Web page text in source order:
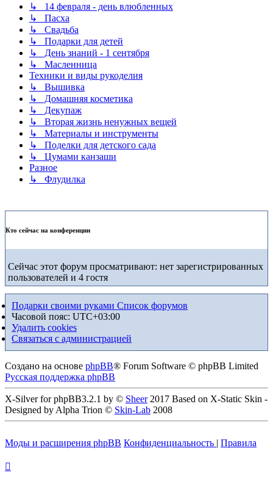
↳ 14 февраля - день влюбленных
↳ Пасха
↳ Свадьба
↳ Подарки для детей
↳ День знаний - 1 сентября
↳ Масленница
Техники и виды рукоделия
↳ Вышивка
↳ Домашняя косметика
↳ Декупаж
↳ Вторая жизнь ненужных вещей
↳ Материалы и инструменты
↳ Поделки для детского сада
↳ Цумами канзаши
Разное
↳ Флудилка
Кто сейчас на конференции
Сейчас этот форум просматривают: нет зарегистрированных
пользователей и 4 гостя
Подарки своими руками Список форумов
Часовой пояс: UTC+03:00
Удалить cookies
Связаться с администрацией
Создано на основе phpBB® Forum Software © phpBB Limited
Русская поддержка phpBB
X-Silver for phpBB3.2.1 by © Sheer2017 Based on X-Static Skin -
Designed by Alpha Trion © Skin-Lab 2008
Моды и расширения phpBB Конфиденциальность | Правила